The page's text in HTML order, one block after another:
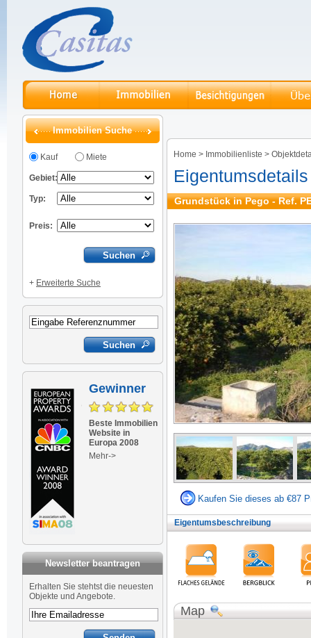
Immobilien Suche
Kauf Miete
Gebiet:
Typ:
Preis:
+ Erweiterte Suche
Gewinner
Beste Immobilien
Website in
Europa 2008
Mehr->
Newsletter beantragen
Newsletter
Erhalten Sie stehtst die neuesten
Objekte und Angebote.
Home > Immobilienliste >
Eigentumsdetails
Grundstück in Pego - Ref.
Kaufen Sie dieses ab €87
Eigentumsbeschreibung
Map